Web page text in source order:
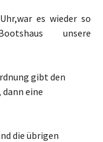
es wieder so
unsere
gibt den
eine
die übrigen